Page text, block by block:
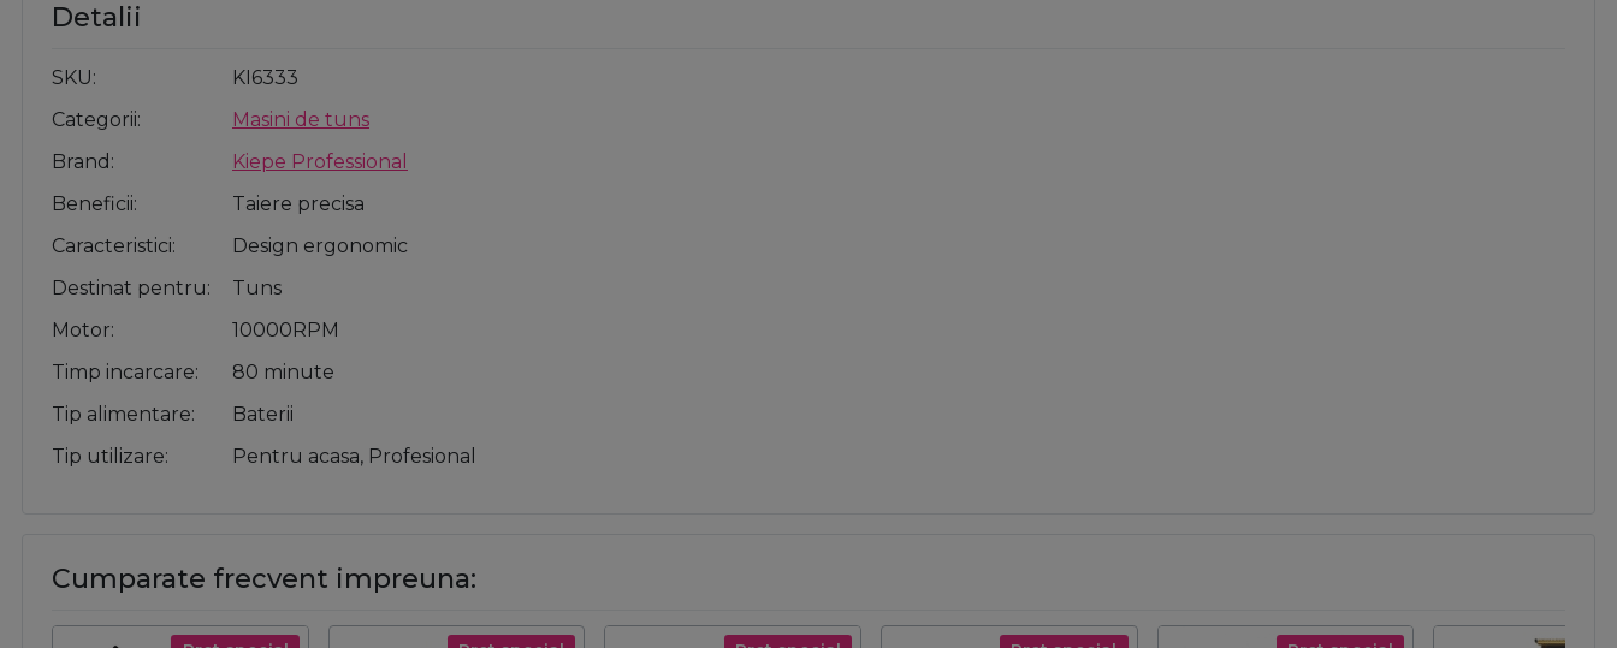
Detalii
SKU
KI6333
Categorii
Masini de tuns
Brand
Kiepe Professional
Beneficii
Taiere precisa
Caracteristici
Design ergonomic
Destinat pentru
Tuns
Motor
10000RPM
Timp incarcare
80 minute
Tip alimentare
Baterii
Tip utilizare
Pentru acasa, Profesional
Cumparate frecvent impreuna: